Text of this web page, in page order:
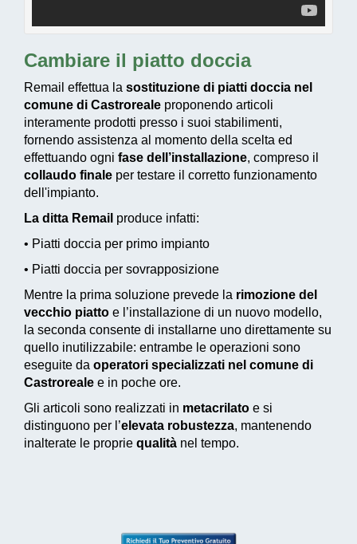
Cambiare il piatto doccia
Remail effettua la sostituzione di piatti doccia nel
comune di Castroreale proponendo articoli
interamente prodotti presso i suoi stabilimenti,
fornendo assistenza al momento della scelta ed
effettuando ogni fase dell’installazione, compreso il
collaudo finale per testare il corretto funzionamento
dell'impianto.
La ditta Remail produce infatti:
• Piatti doccia per primo impianto
• Piatti doccia per sovrapposizione
Mentre la prima soluzione prevede la rimozione del
vecchio piatto e l’installazione di un nuovo modello,
la seconda consente di installarne uno direttamente su
quello inutilizzabile: entrambe le operazioni sono
eseguite da operatori specializzati nel comune di
Castroreale e in poche ore.
Gli articoli sono realizzati in metacrilato e si
distinguono per l’elevata robustezza, mantenendo
inalterate le proprie qualità nel tempo.